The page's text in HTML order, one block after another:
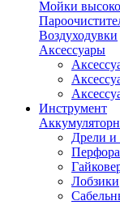
Мойки
Воздуходувки
Аксессуары
Инструмент
Дрели
Лобзики